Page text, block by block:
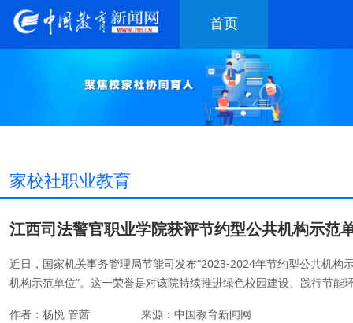
首页
基础教育
共育风采
家校社职业教育
江西司法警官职业学院获评节约型公共机构示范
近日，国家机关事务管理局节能司发布“2023-2024年节约型公共机
机构示范单位”。这一荣誉是对该院持续推进绿色校园建设、践行节能
作者：杨悦 管茜 来源：中国教育新闻网